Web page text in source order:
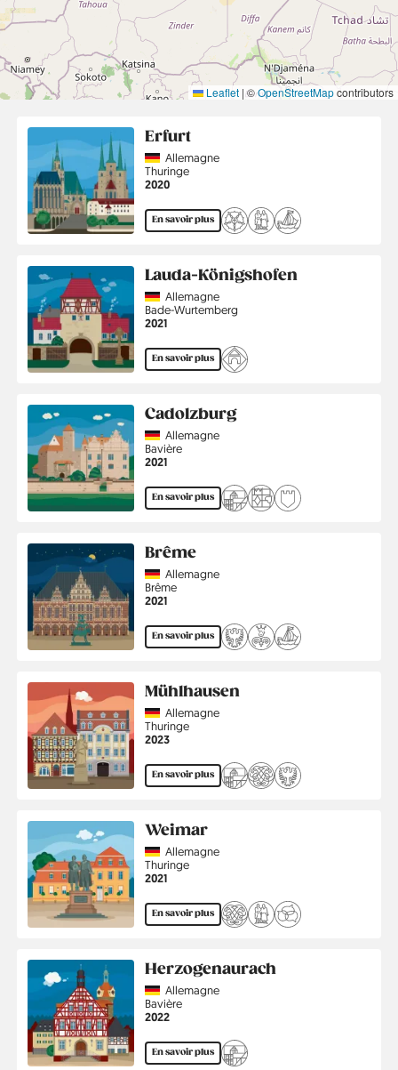
Leaflet |©OpenStreetMapcontributors
Erfurt
CountryAllemagne
Région
Thuringe
Année
2020
En savoir plus
Lauda-Königshofen
CountryAllemagne
Région
Bade-Wurtemberg
Année
2021
En savoir plus
Cadolzburg
CountryAllemagne
Région
Bavière
Année
2021
En savoir plus
Brême
CountryAllemagne
Région
Brême
Année
2021
En savoir plus
Mühlhausen
CountryAllemagne
Région
Thuringe
Année
2023
En savoir plus
Weimar
CountryAllemagne
Région
Thuringe
Année
2021
En savoir plus
Herzogenaurach
CountryAllemagne
Région
Bavière
Année
2022
En savoir plus